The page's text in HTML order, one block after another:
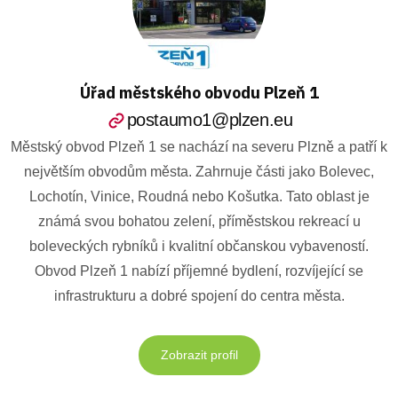
Úřad městského obvodu Plzeň 1
postaumo1@plzen.eu
Městský obvod Plzeň 1 se nachází na severu Plzně a patří k
největším obvodům města. Zahrnuje části jako Bolevec,
Lochotín, Vinice, Roudná nebo Košutka. Tato oblast je
známá svou bohatou zelení, příměstskou rekreací u
boleveckých rybníků i kvalitní občanskou vybaveností.
Obvod Plzeň 1 nabízí příjemné bydlení, rozvíjející se
infrastrukturu a dobré spojení do centra města.
Zobrazit profil